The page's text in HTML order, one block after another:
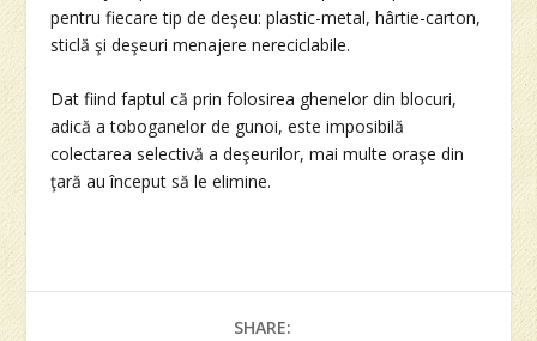
pentru fiecare tip de deşeu: plastic-metal, hârtie-carton,
sticlă şi deşeuri menajere nereciclabile.
Dat fiind faptul că prin folosirea ghenelor din blocuri,
adică a toboganelor de gunoi, este imposibilă
colectarea selectivă a deşeurilor, mai multe oraşe din
ţară au început să le elimine.
SHARE: